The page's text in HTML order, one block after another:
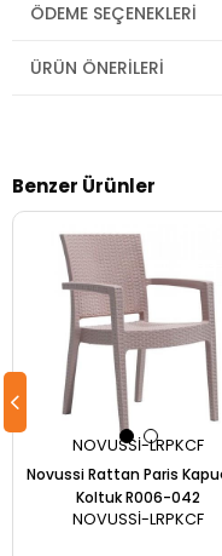
ÖDEME SEÇENEKLERI
ÜRÜN ÖNERILERI
Benzer Ürünler
Novussi Rattan Paris
Koltuk R006-042
NOVUSSİ-LRPKCF
NOVUSSİ-LRPKCF